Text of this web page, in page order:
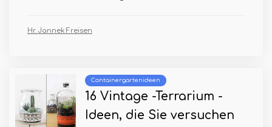
Hr. Jannek Freisen
Containergartenideen
16 Vintage -Terrarium -
Ideen, die Sie versuchen